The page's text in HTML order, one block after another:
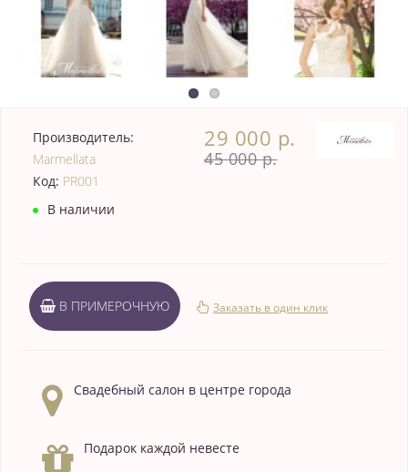
Производитель:
Marmellata
Код: PR001
В наличии
29 000 р.
45 000 р.
В ПРИМЕРОЧНУЮ Заказать в один клик
Свадебный салон в центре города
Подарок каждой невесте